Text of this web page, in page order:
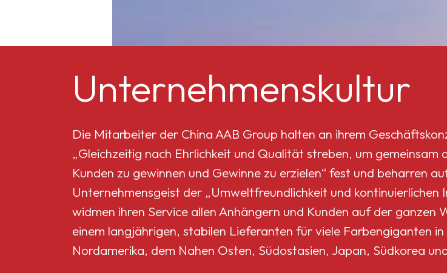
von Holz fördern.
Mikro-Titandioxid MT-
Celluloseacetatbutyrat
551-0,01
China
Celluloseacetatbutyrat
CAB-381-20
Unternehmenskultur
Die Mitarbeiter der China AAB Group halten an ihrem
„Gleichzeitig nach Ehrlichkeit und Qualität streben, um gemeinsam
Kunden zu gewinnen und Gewinne zu erzielen“ fest und beharren
Unternehmensgeist der „Umweltfreundlichkeit und kontinuierlichen
widmen ihren Service allen Anhängern und Kunden auf der ganzen
einem langjährigen, stabilen Lieferanten für viele Farbengiganten in
Nordamerika, dem Nahen Osten, Südostasien, Japan, Südkorea